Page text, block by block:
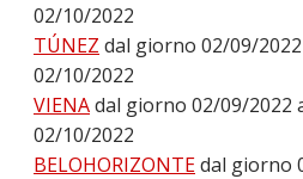
02/10/2022
TÚNEZ dal giorno 02/09/
02/10/2022
VIENAdal giorno 02/09/2022
02/10/2022
BELOHORIZONTEdal giorno